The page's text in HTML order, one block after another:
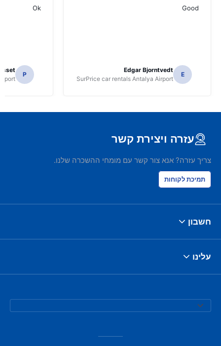
Good
E
Edgar Bjorntvedt
SurPrice car rentals Antalya Airport
Ok
P
עזרה ויצירת קשר
צריך עזרה? אנא צור קשר עם מומחי ההשכרה שלנו.
תמיכת לקוחות
חשבון
עלינו